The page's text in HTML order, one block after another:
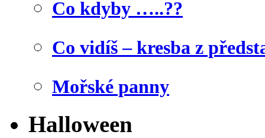
Co kdyby …..??
Co vidíš – kresba z
Mořské panny
Halloween